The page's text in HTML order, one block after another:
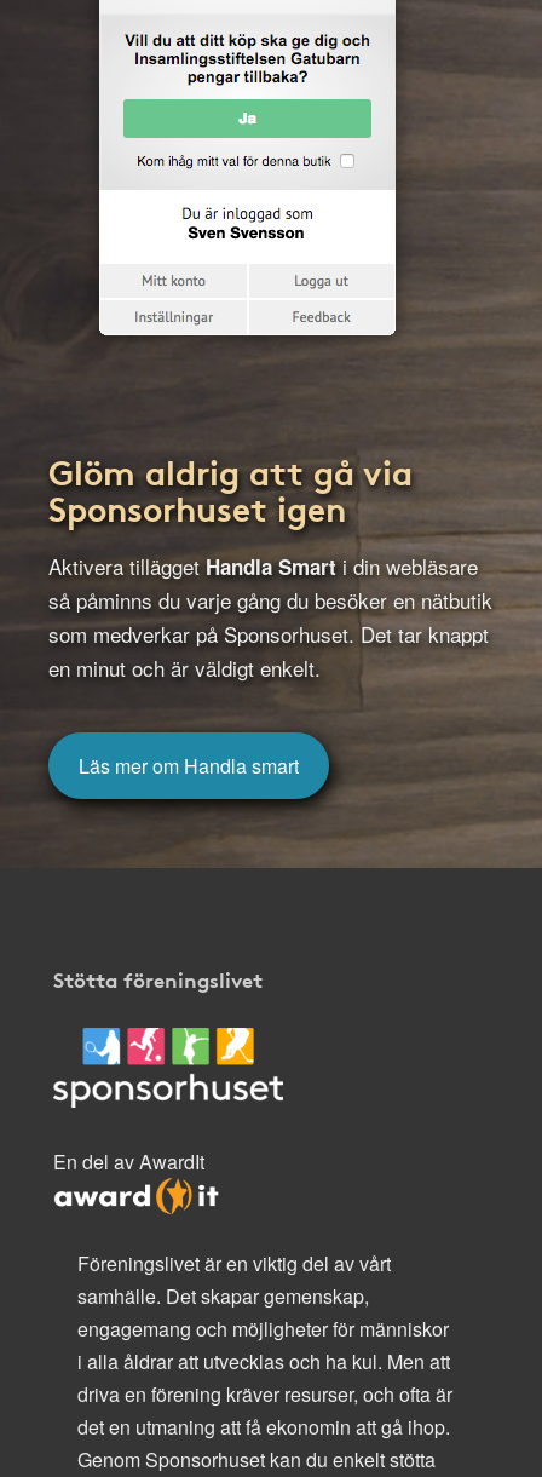
Glöm aldrig att gå via
Sponsorhuset igen
Aktivera tillägget Handla Smarti din webläsare
så påminns du varje gång du besöker en nätbutik
som medverkar på Sponsorhuset. Det tar knappt
en minut och är väldigt enkelt.
Läs mer om Handla smart
Stötta föreningslivet
En del av AwardIt
Föreningslivet är en viktig del av vårt
samhälle. Det skapar gemenskap,
engagemang och möjligheter för människor
i alla åldrar att utvecklas och ha kul. Men att
driva en förening kräver resurser, och ofta är
det en utmaning att få ekonomin att gå ihop.
Genom Sponsorhuset kan du enkelt stötta